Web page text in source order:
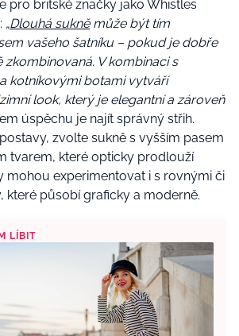
pro britské značky jako Whistles
„Dlouhá sukněmůže být tím
vašeho šatníku – pokud je dobře
zkombinovaná. V kombinaci s
kotníkovými botami vytváří
look, který je elegantní a zároveň
úspěchu je najít správný střih.
zvolte sukně s vyšším pasem
tvarem, které opticky prodlouží
mohou experimentovat i s rovnými či
které působí graficky a moderně.
LÍBIT